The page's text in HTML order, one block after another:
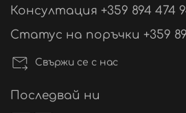
Консултация +359 894 474
Статус на поръчки +359
Свържи се с нас
Последвай ни